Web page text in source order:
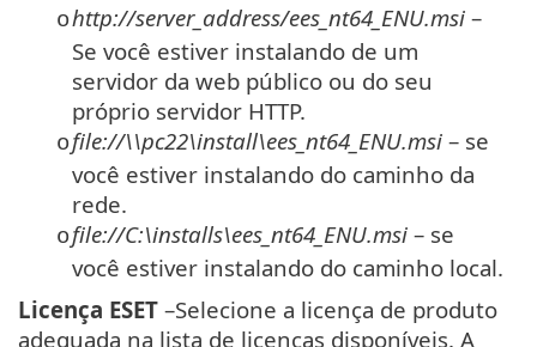
ohttp://server_address/ees_nt64_ENU.msi –
Se você estiver instalando de um
servidor da web público ou do seu
próprio servidor HTTP.
ofile://\\pc22\install\ees_nt64_ENU.msi – se
você estiver instalando do caminho da
rede.
ofile://C:\installs\ees_nt64_ENU.msi – se
você estiver instalando do caminho local.
Licença ESET –Selecione a licença de produto
adequada na lista de licenças disponíveis. A